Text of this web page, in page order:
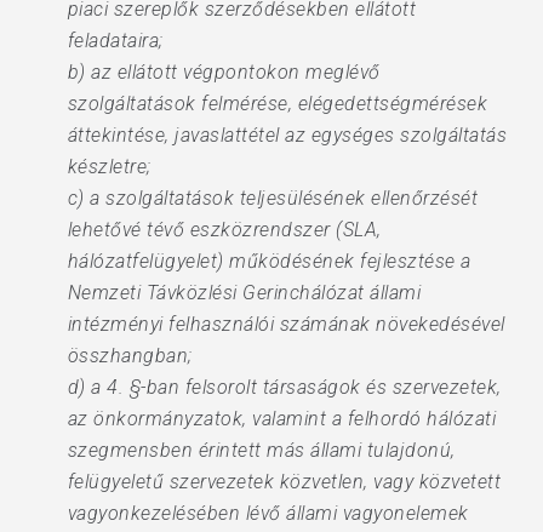
piaci szereplők szerződésekben ellátott
feladataira;
b) az ellátott végpontokon meglévő
szolgáltatások felmérése, elégedettségmérések
áttekintése, javaslattétel az egységes szolgáltatás
készletre;
c) a szolgáltatások teljesülésének ellenőrzését
lehetővé tévő eszközrendszer (SLA,
hálózatfelügyelet) működésének fejlesztése a
Nemzeti Távközlési Gerinchálózat állami
intézményi felhasználói számának növekedésével
összhangban;
d) a 4. §-ban felsorolt társaságok és szervezetek,
az önkormányzatok, valamint a felhordó hálózati
szegmensben érintett más állami tulajdonú,
felügyeletű szervezetek közvetlen, vagy közvetett
vagyonkezelésében lévő állami vagyonelemek